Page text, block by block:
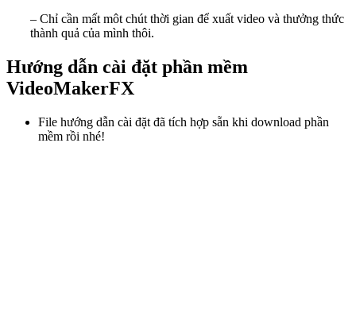
– Chỉ cần mất môt chút thời gian để xuất video và thưởng thức
thành quả của mình thôi.
Hướng dẫn cài đặt phần mềm
VideoMakerFX
File hướng dẫn cài đặt đã tích hợp sẵn khi download phần
mềm rồi nhé!